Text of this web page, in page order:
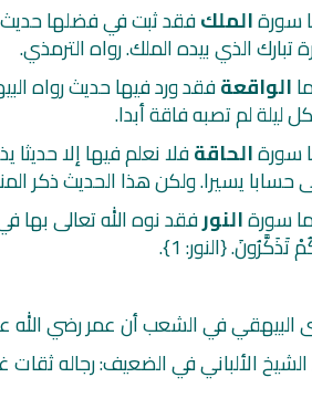
سورةالملكفقد ثبت في فضلها
تبارك الذي بيده الملك. رواه الترمذي.
الواقعةفقد ورد فيها حديث رواه
ليلة لم تصبه فاقة أبدا.
سورةالحاقةفلا نعلم فيها إلا
حسابا يسيرا. ولكن هذا الحديث ذكر
سورةالنورفقد نوه الله تعالى بها في
تَذَكَّرُونَ. {النور: 1}.
البيهقي في الشعب أن عمر رضي الله
الألباني في الضعيف: رجاله
ترجمة معاني القرآن صوت الى
التاميلية
الترجمات الصوتية
القرآن Mp3
7162 | 2024-05-29